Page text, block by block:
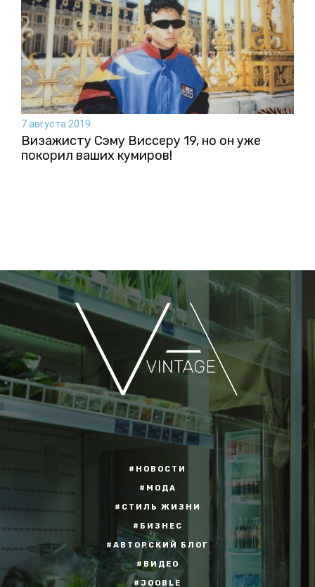
7 августа 2019
Визажисту Сэму Виссеру 19, но он уже
покорил ваших кумиров!
#НОВОСТИ
#МОДА
#СТИЛЬ ЖИЗНИ
#БИЗНЕС
#АВТОРСКИЙ БЛОГ
#ВИДЕО
#JOOBLE